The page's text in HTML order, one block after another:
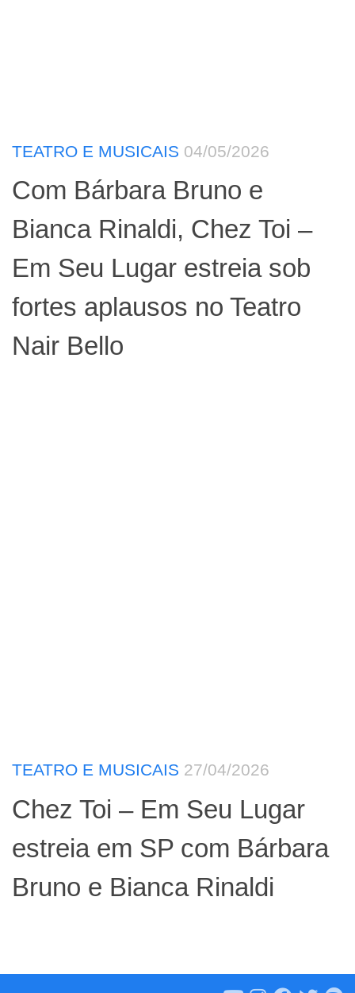
TEATRO E MUSICAIS 04/05/2026
Com Bárbara Bruno e
Bianca Rinaldi, Chez Toi –
Em Seu Lugar estreia sob
fortes aplausos no Teatro
Nair Bello
TEATRO E MUSICAIS 27/04/2026
Chez Toi – Em Seu Lugar
estreia em SP com Bárbara
Bruno e Bianca Rinaldi